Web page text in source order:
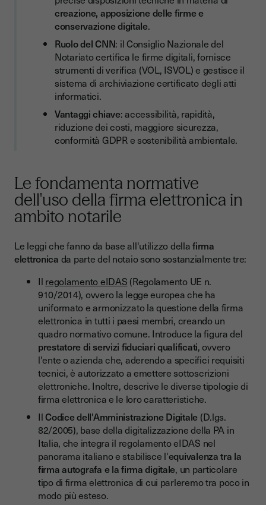
creazione, apposizione delle firme e
conservazione digitale.
Ruolo del CNN: il Consiglio Nazionale del
Notariato certifica le firme digitali, fornisce
strumenti di verifica (VOL, ISVOL) e gestisce il
sistema di archiviazione certificato degli atti
informatici.
Vantaggi chiave: accessibilità, rapidità,
riduzione dei costi, maggiore sicurezza,
conformità GDPR e sostenibilità ambientale.
Le fondamenta normative
dell'uso della firma elettronica in
ambito notarile
Le leggi che fanno da base all'utilizzo dellafirma
elettronica da parte del notaio sono sostanzialmente tre:
Il regolamento eIDAS (Regolamento UE n.
910/2014), ovvero la legge europea che ha
uniformato e armonizzato la questione della firma
elettronica in tutti i paesi membri, creando un
quadro normativo comune. Introduce la figura del
prestatore di servizi fiduciari qualificati, ovvero
l'ente o azienda che, aderendo a specifici requisiti
tecnici, è autorizzato a emettere sottoscrizioni
elettroniche. Inoltre, descrive le diverse tipologie di
firma elettronica e le loro caratteristiche.
IlCodice dell'Amministrazione Digitale (D.lgs.
82/2005), base della digitalizzazione della PA in
Italia, che integra il regolamento eIDAS nel
panorama italiano e stabilisce l'equivalenza tra la
firma autografa e la firma digitale, un particolare
tipo di firma elettronica di cui parleremo tra poco in
modo più esteso.